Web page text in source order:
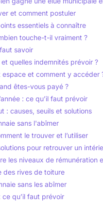
et comment postuler
essentiels à connaître
touche-t-il vraiment ?
savoir
quelles indemnités prévoir ?
espace et comment y accéder
êtes-vous payé ?
: ce qu’il faut prévoir
: causes, seuils et solutions
sans l'abîmer
le trouver et l’utiliser
pour retrouver un
les niveaux de rémunération
des rives de toiture
sans les abîmer
ce qu’il faut prévoir